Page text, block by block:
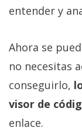
entender y
Ahora se
no necesitas
conseguirlo,
visor de
enlace.